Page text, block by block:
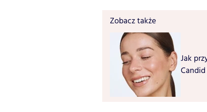
Zobacz także
Jak